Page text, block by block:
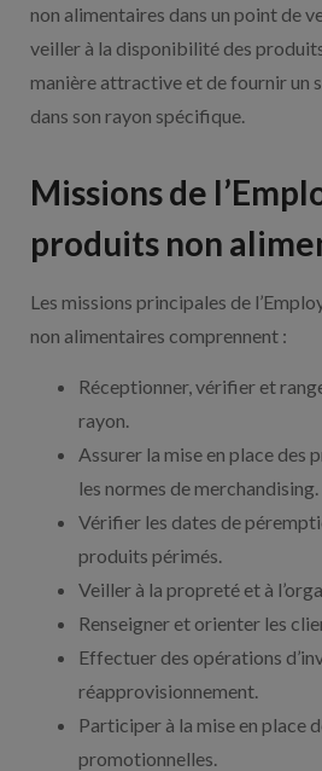
non alimentaires dans un point de
veiller à la disponibilité des
manière attractive et de fournir un
dans son rayon spécifique.
Missions de
produits non
Les missions principales de
non alimentaires comprennent :
Réceptionner, vérifier et
rayon.
Assurer la mise en place des
les normes de merchandising.
Vérifier les dates de
produits périmés.
Veiller à la propreté et à
Renseigner et orienter les
Effectuer des opérations
réapprovisionnement.
Participer à la mise en place
promotionnelles.